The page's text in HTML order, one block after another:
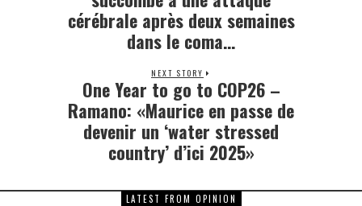
cérébrale après deux semaines
dans le coma…
NEXT STORY
Next
post:
One Year to go to COP26 –
Ramano: «Maurice en passe de
devenir un ‘water stressed
country’ d’ici 2025»
LATEST FROM OPINION